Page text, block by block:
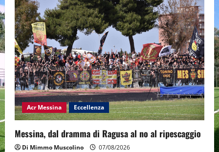
Acr Messina Eccellenza
Messina, dal dramma di Ragusa al no al ripescaggio
Di Mimmo Muscolino 07/08/2026